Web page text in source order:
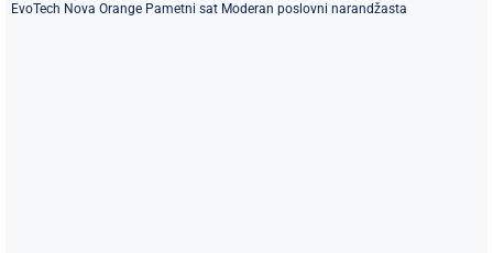
EvoTech Nova Orange Pametni sat Moderan poslovni narandžasta